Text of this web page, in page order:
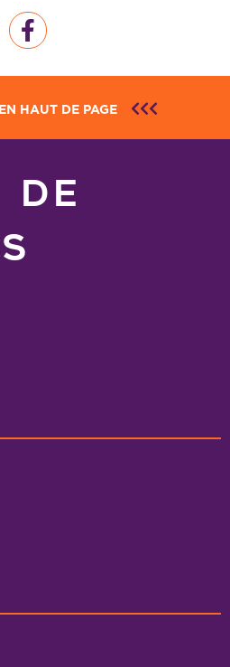
HAUT DE PAGE
DE